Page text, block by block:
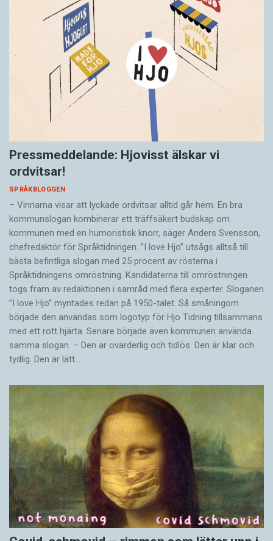
Pressmeddelande: Hjovisst älskar vi
ordvitsar!
SPRÅKBLOGGEN
– Vinnarna visar att lyckade ordvitsar alltid går hem. En bra
kommunslogan kombinerar ett träffsäkert budskap om
kommunen med en humoristisk knorr, säger Anders Svensson,
chefredaktör för Språktidningen. ”I love Hjo” utsågs alltså till
bästa befintliga slogan med 25 procent av rösterna i
Språktidningens omröstning. Kandidaterna till omröstningen
togs fram av redaktionen i samråd med flera experter. Sloganen
”I love Hjo” myntades redan på 1950-talet. Så småningom
började den användas som logotyp för Hjo Tidning tillsammans
med ett rött hjärta. Senare började även kommunen använda
samma slogan. – Den är ovärderlig och tidlös. Den är klar och
tydlig. Den är lätt…